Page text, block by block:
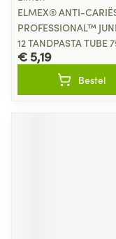
ELMEX® ANTI-
PROFESSIONAL™
12 TANDPASTA TUBE
€ 5,19
Bestel